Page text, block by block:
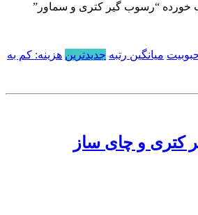
“رسوب گیر کتری و سماور”
میانگین رتبه جدیدترین هزینه: کم به
کتری و چای ساز